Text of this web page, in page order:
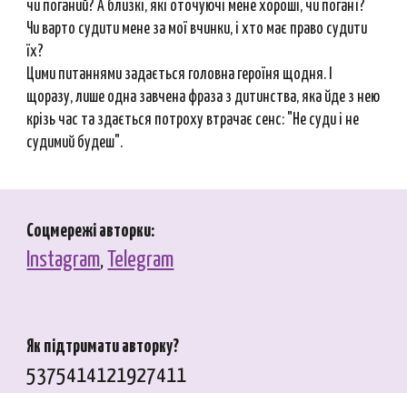
чи поганий? А близкі, які оточуючі мене хороші, чи погані?
Чи варто судити мене за мої вчинки, і хто має право судити
їх?
Цими питаннями задається головна героїня щодня. І
щоразу, лише одна завчена фраза з дитинства, яка йде з нею
крізь час та здається потроху втрачає сенс: "Не суди і не
судимий будеш".
Соцмережі авторки:
Instagram, Telegram
Як підтримати авторку?
5375414121927411